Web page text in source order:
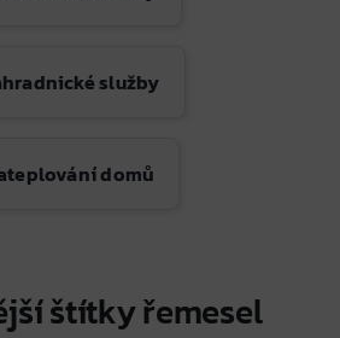
služby
domů
štítky řemesel